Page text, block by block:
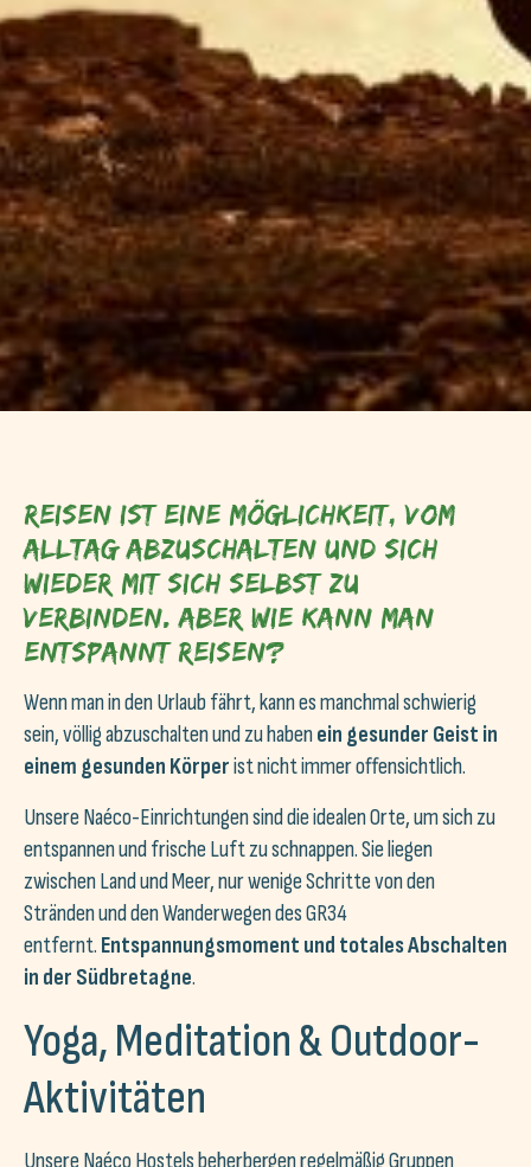
Reisen ist eine Möglichkeit, vom
Alltag abzuschalten und sich
wieder mit sich selbst zu
verbinden. Aber wie kann man
entspannt reisen?
Wenn man in den Urlaub fährt, kann es manchmal schwierig
sein, völlig abzuschalten und zu habenein gesunder Geist in
einem gesunden Körperist nicht immer offensichtlich.
Unsere Naéco-Einrichtungen sind die idealen Orte, um sich zu
entspannen und frische Luft zu schnappen. Sie liegen
zwischen Land und Meer, nur wenige Schritte von den
Stränden und den Wanderwegen des GR34
entfernt. Entspannungsmoment und totales Abschalten
in der Südbretagne.
Yoga, Meditation & Outdoor-
Aktivitäten
Unsere Naéco Hostels beherbergen regelmäßig Gruppen